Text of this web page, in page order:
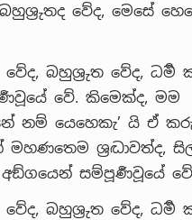
වේද, මෙසේ
බහුශ්‍රුත වේද, ධර්‍ම
වේ. කිමෙක්ද, මම
නම් යෙහෙකැ’ යි ඒ
ශ්‍රද්‍ධාවත්ද,
සම්පූර්‍ණවූයේ
බහුශ්‍රුත වේද, ධර්‍ම